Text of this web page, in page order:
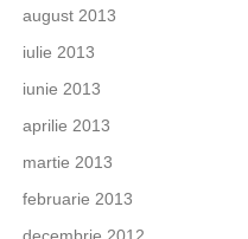
august 2013
iulie 2013
iunie 2013
aprilie 2013
martie 2013
februarie 2013